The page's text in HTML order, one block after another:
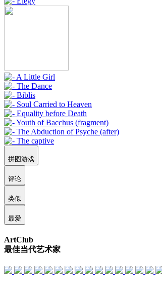
拼图游戏
评论
类似
最爱
ArtClub
最佳当代艺术家